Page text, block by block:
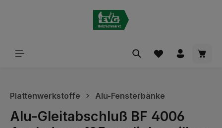
Plattenwerkstoffe Alu-Fensterbänke
Alu-Gleitabschluß BF 4006